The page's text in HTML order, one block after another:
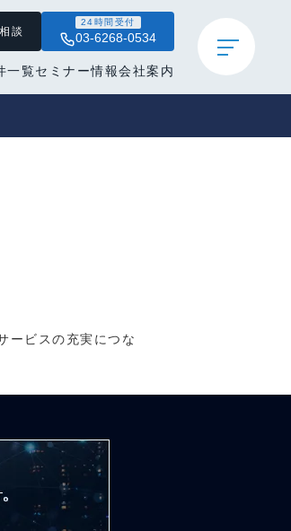
談
24時間受付
03-6268-0534
一覧セミナー情報会社案内
ービスの充実につな